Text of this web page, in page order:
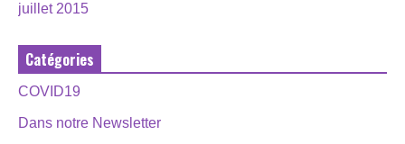
juillet 2015
Catégories
COVID19
Dans notre Newsletter